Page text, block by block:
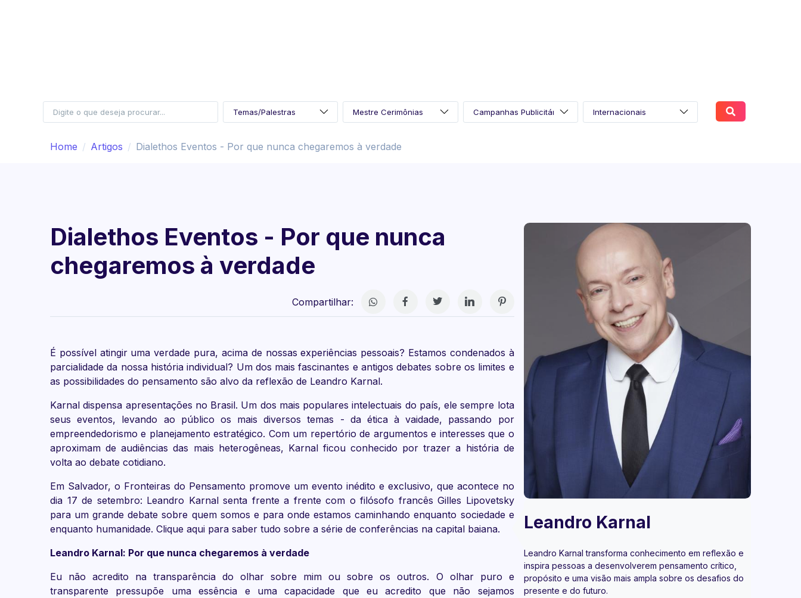
Home Artigos Dialethos Eventos - Por que nunca chegaremos à verdade
Dialethos Eventos - Por que nunca
chegaremos à verdade
Compartilhar:
É possível atingir uma verdade pura, acima de nossas experiências pessoais? Estamos condenados à
parcialidade da nossa história individual? Um dos mais fascinantes e antigos debates sobre os limites e
as possibilidades do pensamento são alvo da reflexão de Leandro Karnal.
Karnal dispensa apresentações no Brasil. Um dos mais populares intelectuais do país, ele sempre lota
seus eventos, levando ao público os mais diversos temas - da ética à vaidade, passando por
empreendedorismo e planejamento estratégico. Com um repertório de argumentos e interesses que o
aproximam de audiências das mais heterogêneas, Karnal ficou conhecido por trazer a história de
volta ao debate cotidiano.
Em Salvador, o Fronteiras do Pensamento promove um evento inédito e exclusivo, que acontece no
dia 17 de setembro: Leandro Karnal senta frente a frente com o filósofo francês Gilles Lipovetsky
para um grande debate sobre quem somos e para onde estamos caminhando enquanto sociedade e
enquanto humanidade. Clique aqui para saber tudo sobre a série de conferências na capital baiana.
Leandro Karnal: Por que nunca chegaremos à verdade
Eu não acredito na transparência do olhar sobre mim ou sobre os outros. O olhar puro e
transparente pressupõe uma essência e uma capacidade que eu acredito que não sejamos
Leandro Karnal
Leandro Karnal transforma conhecimento em reflexão e
inspira pessoas a desenvolverem pensamento crítico,
propósito e uma visão mais ampla sobre os desafios do
presente e do futuro.